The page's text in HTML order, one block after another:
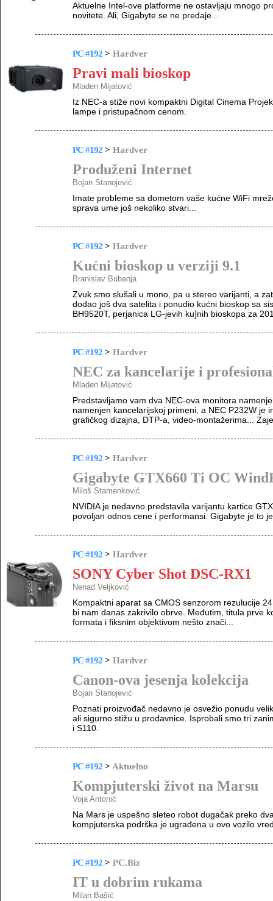
Aktuelne Intel-ove platforme ne ostavljaju mnogo
novitete. Ali, Gigabyte se ne predaje...
PC #192 > Hardver
Pravi mali bioskop
Mladen Mijatović
Iz NEC-a stiže novi kompaktni Digital Cinema
lampe i pristupačnom cenom.
PC #192 > Hardver
Produženi Internet
Bojan Stanojević
Imate probleme sa dometom vaše kućne WiFi
sprava ume još nekoliko stvari...
PC #192 > Hardver
Kućni bioskop u verziji 9.1
Branislav Bubanja
Zvuk smo slušali u mono, pa u stereo varijanti, a
dodao još dva satelita i ponudio kućni bioskop sa
BH9520T, perjanica LG-jevih ku]nih bioskopa za
PC #192 > Hardver
NEC za kancelarije i
Mladen Mijatović
Predstavljamo vam dva NEC-ova monitora
namenjen kancelarijskoj primeni, a NEC P232W je
grafičkog dizajna, DTP-a, video-montažerima...
PC #192 > Hardver
Gigabyte GTX660 Ti OC
Miloš Stamenković
NVIDIA je nedavno predstavila varijantu kartice
povoljan odnos cene i performansi. Gigabyte je to
PC #192 > Hardver
SONY Cyber Shot DSC-RX1
Nenad Veljković
Kompaktni aparat sa CMOS senzorom rezulucije
bi nam danas zakrivilo obrve. Međutim, titula prve
formata i fiksnim objektivom nešto znači...
PC #192 > Hardver
Canon-ova jesenja kolekcija
Bojan Stanojević
Poznati proizvođač nedavno je osvežio ponudu
ali sigurno stižu u prodavnice. Isprobali smo tri
i S110.
PC #192 > Aktuelno
Kompjuterski život na Marsu
Voja Antonić
Na Mars je uspešno sleteo robot dugačak preko
kompjuterska podrška je ugrađena u ovo vozilo
PC #192 > PC.Biz
IT u dobrim rukama
Milan Bašić